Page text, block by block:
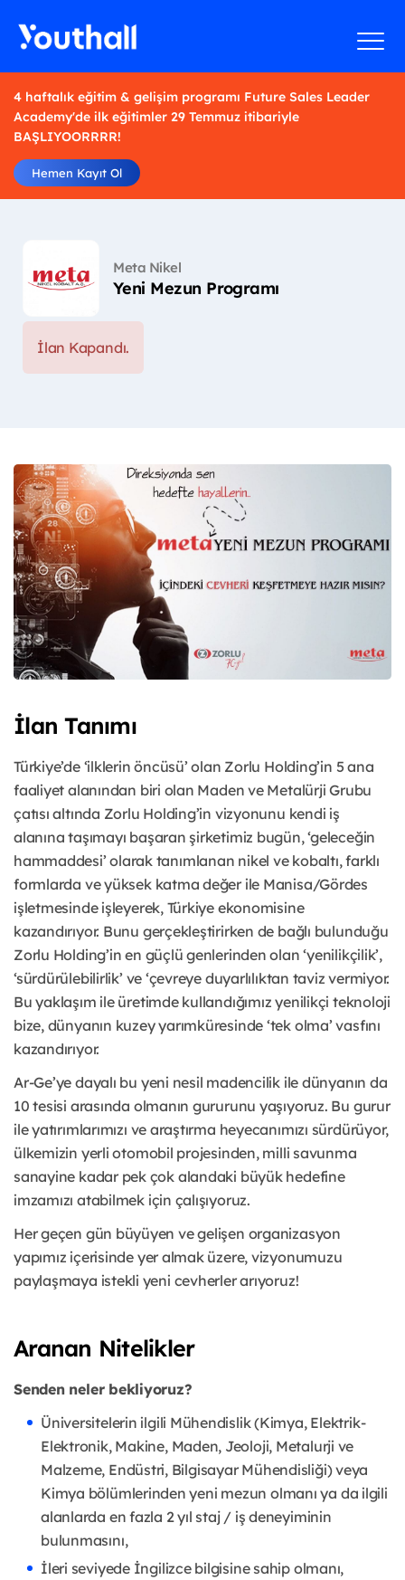
4 haftalık eğitim & gelişim programı Future Sales Leader
Academy'de ilk eğitimler 29 Temmuz itibariyle
BAŞLIYOORRRR!
Hemen Kayıt Ol
Meta Nikel
Yeni Mezun Programı
İlan Kapandı.
İlan Tanımı
Türkiye’de ‘ilklerin öncüsü’ olan Zorlu Holding’in 5 ana
faaliyet alanından biri olan Maden ve Metalürji Grubu
çatısı altında Zorlu Holding’in vizyonunu kendi iş
alanına taşımayı başaran şirketimiz bugün, ‘geleceğin
hammaddesi’ olarak tanımlanan nikel ve kobaltı, farklı
formlarda ve yüksek katma değer ile Manisa/Gördes
işletmesinde işleyerek, Türkiye ekonomisine
kazandırıyor. Bunu gerçekleştirirken de bağlı bulunduğu
Zorlu Holding’in en güçlü genlerinden olan ‘yenilikçilik’,
‘sürdürülebilirlik’ ve ‘çevreye duyarlılıktan taviz vermiyor.
Bu yaklaşım ile üretimde kullandığımız yenilikçi teknoloji
bize, dünyanın kuzey yarımküresinde ‘tek olma’ vasfını
kazandırıyor.
Ar-Ge’ye dayalı bu yeni nesil madencilik ile dünyanın da
10 tesisi arasında olmanın gururunu yaşıyoruz. Bu gurur
ile yatırımlarımızı ve araştırma heyecanımızı sürdürüyor,
ülkemizin yerli otomobil projesinden, milli savunma
sanayine kadar pek çok alandaki büyük hedefine
imzamızı atabilmek için çalışıyoruz.
Her geçen gün büyüyen ve gelişen organizasyon
yapımız içerisinde yer almak üzere, vizyonumuzu
paylaşmaya istekli yeni cevherler arıyoruz!
Aranan Nitelikler
Senden neler bekliyoruz?
Üniversitelerin ilgili Mühendislik (Kimya, Elektrik-
Elektronik, Makine, Maden, Jeoloji, Metalurji ve
Malzeme, Endüstri, Bilgisayar Mühendisliği) veya
Kimya bölümlerinden yeni mezun olmanı ya da ilgili
alanlarda en fazla 2 yıl staj / iş deneyiminin
bulunmasını,
İleri seviyede İngilizce bilgisine sahip olmanı,